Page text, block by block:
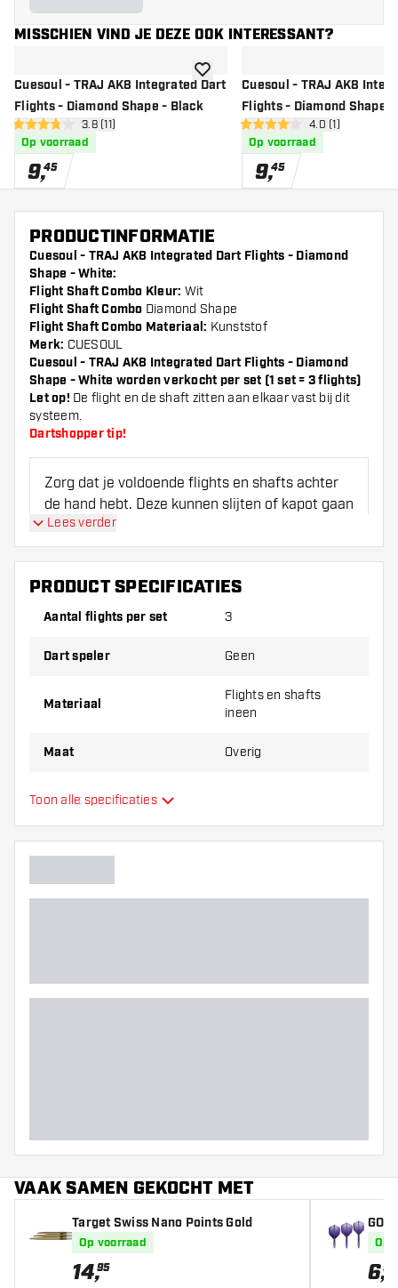
MISSCHIEN VIND JE DEZE OOK INTERESSANT?
Cuesoul - TRAJ AK8 Integrated Dart
Flights - Diamond Shape - Black
open reviews drawer
3.8 score sterren3.8 (11)
Op voorraad
9,45
toevoegen aan verlanglijst
Cuesoul - TRAJ AK8
Flights - Diamond Shape
open reviews
4 score sterren4.0 (1)
Op voorraad
9,45
PRODUCTINFORMATIE
Cuesoul - TRAJ AK8 Integrated Dart Flights - Diamond
Shape - White:
Flight Shaft Combo Kleur: Wit
Flight Shaft Combo Diamond Shape
Flight Shaft Combo Materiaal: Kunststof
Merk: CUESOUL
Cuesoul - TRAJ AK8 Integrated Dart Flights - Diamond
Shape - White worden verkocht per set (1 set = 3 flights)
Let op! De flight en de shaft zitten aan elkaar vast bij dit
systeem.
Dartshopper tip!
Zorg dat je voldoende flights en shafts achter
de hand hebt. Deze kunnen slijten of kapot gaan
door gebruik.
Probeer eens een andere vorm, materiaal of
dikte van de flights om erachter te komen
welke variant het beste bij je past!
Lees verder
PRODUCT SPECIFICATIES
Aantal flights per set 3
Dart speler Geen
Materiaal
Flights en shafts
ineen
Maat Overig
Type
Hoofdkleur
Toon alle specificaties
VAAK SAMEN GEKOCHT MET
Target Swiss Nano Points Gold
Op voorraad
14,95
hts
Op
6,95